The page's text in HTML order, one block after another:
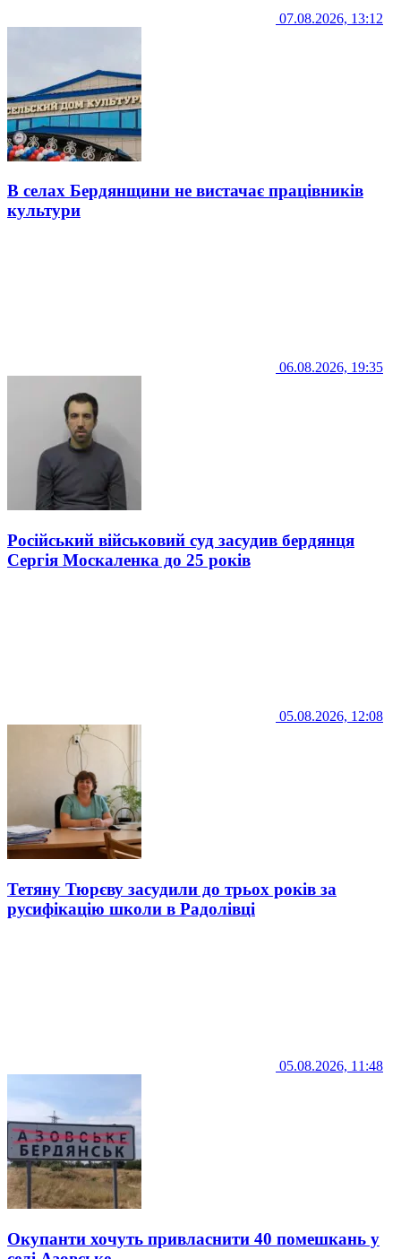
07.08.2026, 13:12
В селах Бердянщини не вистачає працівників
культури
06.08.2026, 19:35
Російський військовий суд засудив бердянця
Сергія Москаленка до 25 років
05.08.2026, 12:08
Тетяну Тюрєву засудили до трьох років за
русифікацію школи в Радолівці
05.08.2026, 11:48
Окупанти хочуть привласнити 40 помешкань у